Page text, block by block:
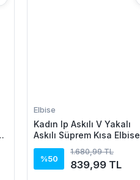
Elbise
Kadın Ip Askılı V Yakalı
Askılı Süprem Kısa Elbise
%50
1.680,99 TL
839,99 TL